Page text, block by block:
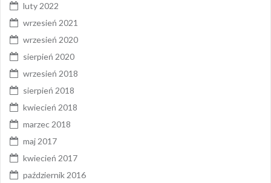
luty 2022
wrzesień 2021
wrzesień 2020
sierpień 2020
wrzesień 2018
sierpień 2018
kwiecień 2018
marzec 2018
maj 2017
kwiecień 2017
październik 2016